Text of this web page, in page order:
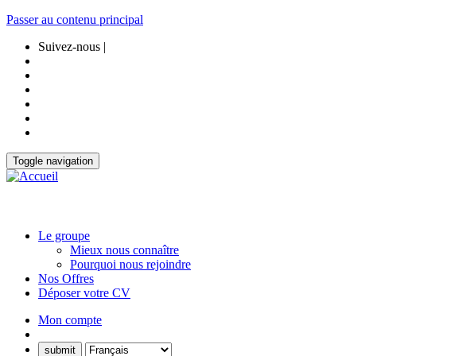
Passer au contenu principal
Suivez-nous |
Toggle navigation
Le groupe
Mieux nous connaître
Pourquoi nous rejoindre
Nos Offres
Déposer votre CV
Mon compte